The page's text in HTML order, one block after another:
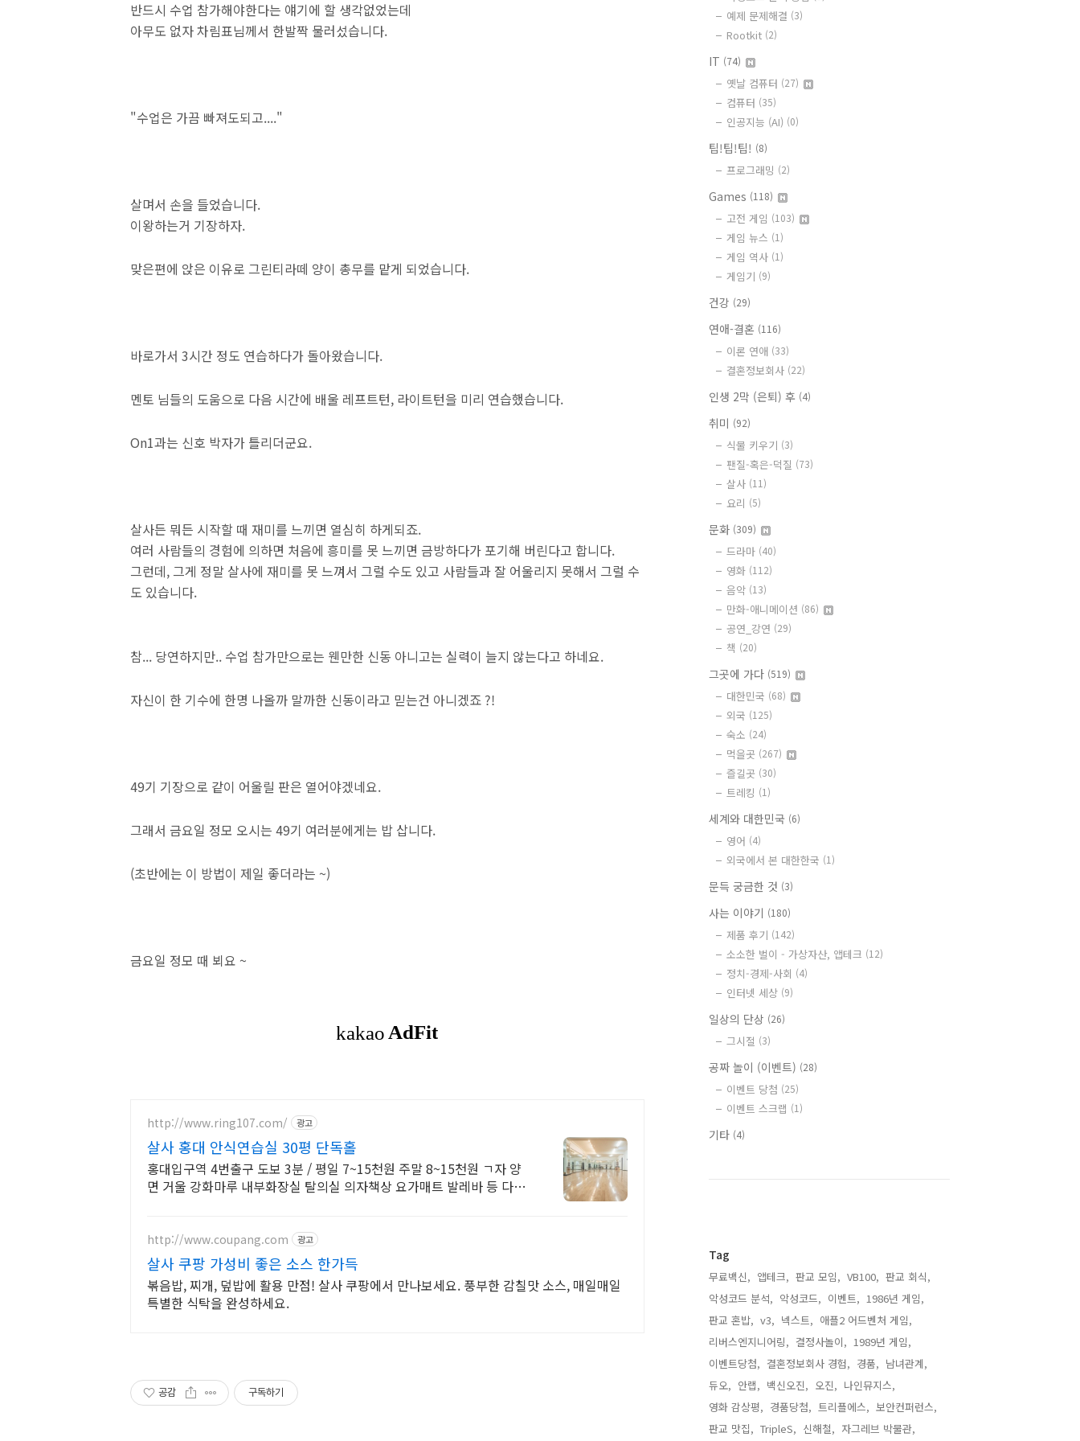
반드시 수업 참가해야한다는 얘기에 할 생각없었는데
아무도 없자 차림표님께서 한발짝 물러섰습니다.
"수업은 가끔 빠져도되고...."
살며서 손을 들었습니다.
이왕하는거 기장하자.
맞은편에 앉은 이유로 그린티라떼 양이 총무를 맡게 되었습니다.
바로가서 3시간 정도 연습하다가 돌아왔습니다.
멘토 님들의 도움으로 다음 시간에 배울 레프트턴, 라이트턴을 미리 연습했습니다.
On1과는 신호 박자가 틀리더군요.
살사든 뭐든 시작할 때 재미를 느끼면 열심히 하게되죠.
여러 사람들의 경험에 의하면 처음에 흥미를 못 느끼면 금방하다가 포기해 버린다고 합니다.
그런데, 그게 정말 살사에 재미를 못 느껴서 그럴 수도 있고 사람들과 잘 어울리지 못해서 그럴 수
도 있습니다.
참... 당연하지만.. 수업 참가만으로는 웬만한 신동 아니고는 실력이 늘지 않는다고 하네요.
자신이 한 기수에 한명 나올까 말까한 신동이라고 믿는건 아니겠죠 ?!
49기 기장으로 같이 어울릴 판은 열어야겠네요.
그래서 금요일 정모 오시는 49기 여러분에게는 밥 삽니다.
(초반에는 이 방법이 제일 좋더라는 ~)
금요일 정모 때 뵈요 ~
http://www.ring107.com/ 광고
살사 홍대 안식연습실 30평 단독홀
홍대입구역 4번출구 도보 3분 / 평일 7~15천원 주말 8~15천원 ㄱ자 양
면 거울 강화마루 내부화장실 탈의실 의자책상 요가매트 발레바 등 다수
http://www.coupang.com 광고
살사 쿠팡 가성비 좋은 소스 한가득
볶음밥, 찌개, 덮밥에 활용 만점! 살사 쿠팡에서 만나보세요. 풍부한 감칠맛 소스, 매일매일
특별한 식탁을 완성하세요.
공감 구독하기
예제 문제해결 (3)
Rootkit (2)
IT (74)
옛날 컴퓨터 (27)
컴퓨터 (35)
인공지능 (AI) (0)
팁!팁!팁! (8)
프로그래밍 (2)
Games (118)
고전 게임 (103)
게임 뉴스 (1)
게임 역사 (1)
게임기 (9)
건강 (29)
연애-결혼 (116)
이론 연애 (33)
결혼정보회사 (22)
인생 2막 (은퇴) 후 (4)
취미 (92)
식물 키우기 (3)
팬질-혹은-덕질 (73)
살사 (11)
요리 (5)
문화 (309)
드라마 (40)
영화 (112)
음악 (13)
만화-애니메이션 (86)
공연_강연 (29)
책 (20)
그곳에 가다 (519)
대한민국 (68)
외국 (125)
숙소 (24)
먹을곳 (267)
즐길곳 (30)
트레킹 (1)
세계와 대한민국 (6)
영어 (4)
외국에서 본 대한한국 (1)
문득 궁금한 것 (3)
사는 이야기 (180)
제품 후기 (142)
소소한 벌이 - 가상자산, 앱테크 (12)
정치-경제-사회 (4)
인터넷 세상 (9)
일상의 단상 (26)
그시절 (3)
공짜 놀이 (이벤트) (28)
이벤트 당첨 (25)
이벤트 스크랩 (1)
기타 (4)
Tag
무료백신, 앱테크, 판교 모임, VB100, 판교 회식,
악성코드 분석, 악성코드, 이벤트, 1986년 게임,
판교 혼밥, v3, 넥스트, 애플2 어드벤처 게임,
리버스엔지니어링, 결정사놀이, 1989년 게임,
이벤트당첨, 결혼정보회사 경험, 경품, 남녀관계,
듀오, 안랩, 백신오진, 오진, 나인뮤지스,
영화 감상평, 경품당첨, 트리플에스, 보안컨퍼런스,
판교 맛집, TripleS, 신해철, 자그레브 박물관,